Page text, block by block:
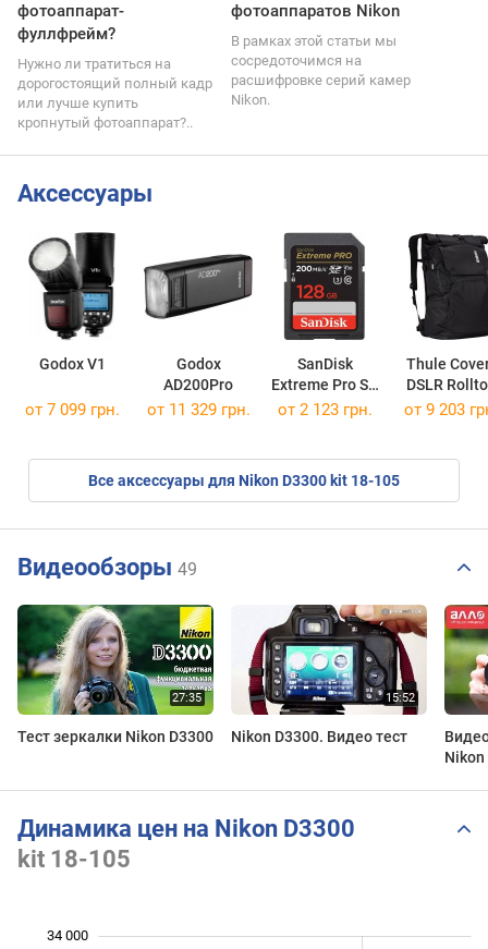
фотоаппарат-
фуллфрейм?
Нужно ли тратиться на
дорогостоящий полный кадр
или лучше купить
кропнутый фотоаппарат?..
фотоаппаратов Nikon
В рамках этой статьи мы
сосредоточимся на
расшифровке серий камер
Nikon.
Аксессуары
Godox V1
Godox
AD200Pro
SanDisk
Extreme Pro SD
UHS-I Class 10
Thule
DSLR
Backpack
от 7 099 грн. от 11 329 грн. от 2 123 грн. от 9 203
Все аксессуары для Nikon D3300 kit 18-105
Видеообзоры 49
Тест зеркалки Nikon D3300 Nikon D3300. Видео тест
Nikon
Динамика цен на Nikon D3300
kit 18-105
34 000